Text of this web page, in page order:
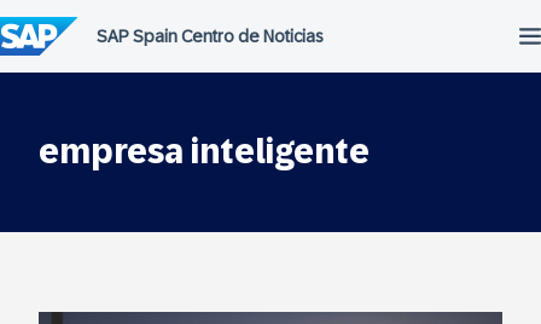
al
contenido
empresa inteligente